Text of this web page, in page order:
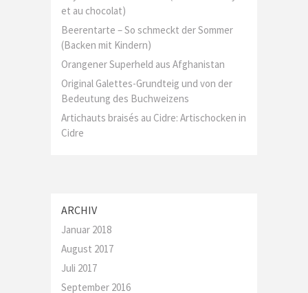
et au chocolat)
Beerentarte – So schmeckt der Sommer
(Backen mit Kindern)
Orangener Superheld aus Afghanistan
Original Galettes-Grundteig und von der
Bedeutung des Buchweizens
Artichauts braisés au Cidre: Artischocken in
Cidre
ARCHIV
Januar 2018
August 2017
Juli 2017
September 2016